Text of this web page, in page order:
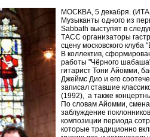
МОСКВА, 5 декабря.
Музыканты одного из
Sabbath выступят в
ТАСС организаторы
сцену московского
В коллектив,
работы "Чёрного
гитарист Тони Айомми,
Джеймс Дио и его
записал ставшие
(1992), а также
По словам Айомми,
заблуждение
композиции периода
которые традиционно